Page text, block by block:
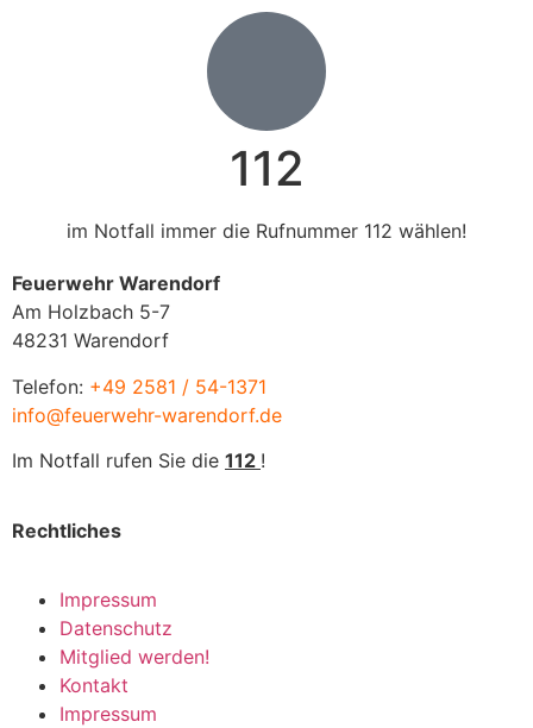
112
im Notfall immer die Rufnummer 112 wählen!
Feuerwehr Warendorf
Am Holzbach 5-7
48231 Warendorf
Telefon: +49 2581 / 54-1371
info@feuerwehr-warendorf.de
Im Notfall rufen Sie die 112 !
Rechtliches
Impressum
Datenschutz
Mitglied werden!
Kontakt
Impressum